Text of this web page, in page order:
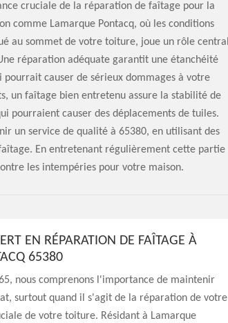
cruciale de la réparation de faîtage pour la
comme Lamarque Pontacq, où les conditions
au sommet de votre toiture, joue un rôle central
réparation adéquate garantit une étanchéité
causer de sérieux dommages à votre
un faîtage bien entretenu assure la stabilité de
pourraient causer des déplacements de tuiles.
un service de qualité à 65380, en utilisant des
En entretenant régulièrement cette partie
les intempéries pour votre maison.
EN RÉPARATION DE FAÎTAGE À
65380
nous comprenons l'importance de maintenir
surtout quand il s'agit de la réparation de votre
de votre toiture. Résidant à Lamarque